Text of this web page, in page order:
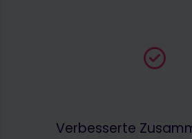
Verbesserte